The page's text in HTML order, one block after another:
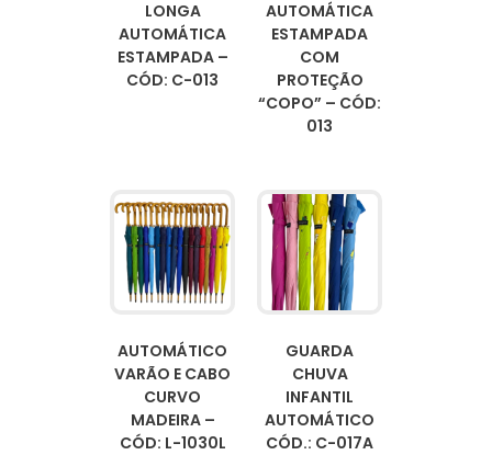
LONGA
AUTOMÁTICA
ESTAMPADA –
CÓD: C-013
AUTOMÁTICA
ESTAMPADA
COM
PROTEÇÃO
“COPO” – CÓD:
013
AUTOMÁTICO
VARÃO E CABO
CURVO
MADEIRA –
CÓD: L-1030L
GUARDA
CHUVA
INFANTIL
AUTOMÁTICO
CÓD.: C-017A